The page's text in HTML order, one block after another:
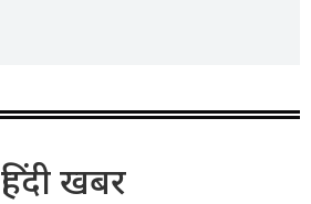
हिंदी खबर